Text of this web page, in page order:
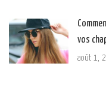
vos
août 1,